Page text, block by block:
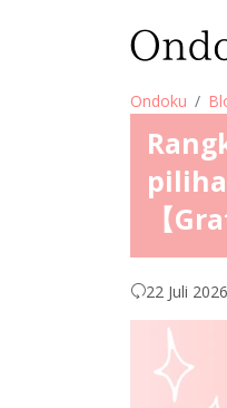
Ondoku
【
22 Juli 2026